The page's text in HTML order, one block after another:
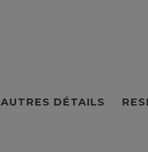
AUTRES DÉTAILS